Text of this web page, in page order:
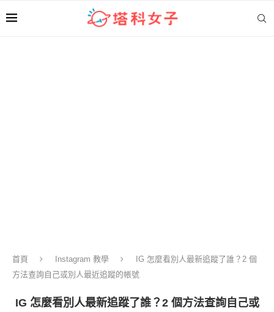
首頁 Instagram 教學
IG 怎麼看別人最新追蹤了誰？2 個
方法查詢自己或別人最近追蹤的帳號
IG 怎麼看別人最新追蹤了誰？2 個方法查詢自己或